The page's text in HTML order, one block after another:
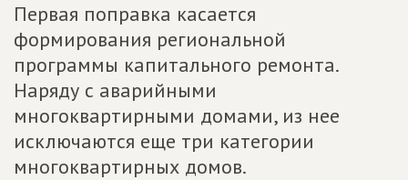
Первая поправка касается
формирования региональной
программы капитального ремонта.
Наряду с аварийными
многоквартирными домами, из нее
исключаются еще три категории
многоквартирных домов.